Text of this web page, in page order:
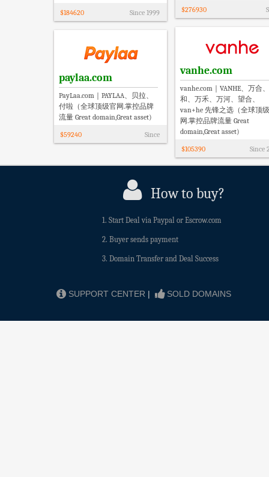
$184620 Since 1999 $276930
vanhe.com
vanhe.com｜VANHE、万合
和、万禾、万河、望合、
van+he 先锋之选（全球顶
网.掌控品牌流量 Great
domain,Great asset)
$105390 Since
paylaa.com
PayLaa.com｜PAYLAA、贝拉、
付啦（全球顶级官网.掌控品牌
流量 Great domain,Great asset)
$59240 Since
How to buy?
1. Start Deal via Paypal or Escrow.com
2. Buyer sends payment
3. Domain Transfer and Deal Success
SUPPORT CENTER | SOLD DOMAINS